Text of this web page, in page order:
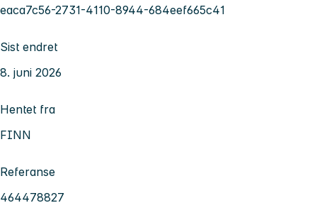
eaca7c56-2731-4110-8944-684eef665c41
Sist endret
8. juni 2026
Hentet fra
FINN
Referanse
464478827